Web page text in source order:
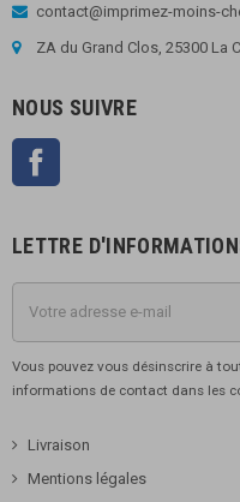
contact@imprimez-moins-
ZA du Grand Clos, 25300 La
NOUS SUIVRE
LETTRE
Vous pouvez vous désinscrire à
informations de contact dans les
Livraison
Mentions légales